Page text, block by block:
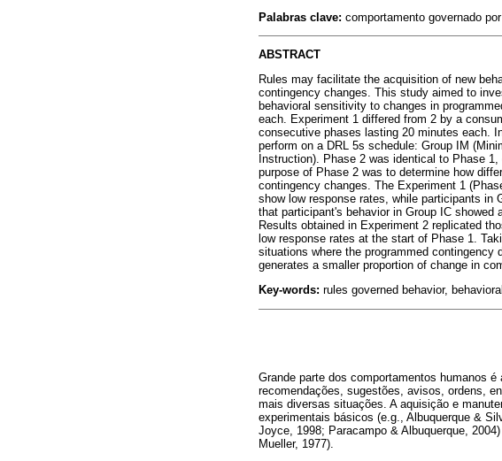
Palabras clave: comportamento governado
ABSTRACT
Rules may facilitate the acquisition of new
contingency changes. This study aimed to
behavioral sensitivity to changes in
each. Experiment 1 differed from 2 by a
consecutive phases lasting 20 minutes each.
perform on a DRL 5s schedule: Group IM
Instruction). Phase 2 was identical to Phase
purpose of Phase 2 was to determine how
contingency changes. The Experiment 1
show low response rates, while participants in
that participant's behavior in Group IC showed
Results obtained in Experiment 2 replicated
low response rates at the start of Phase 1.
situations where the programmed
generates a smaller proportion of change in
Key-words: rules governed behavior,
Grande parte dos comportamentos humanos
recomendações, sugestões, avisos, ordens,
mais diversas situações. A aquisição e
experimentais básicos (e.g., Albuquerque &
Joyce, 1998; Paracampo & Albuquerque,
Mueller, 1977).